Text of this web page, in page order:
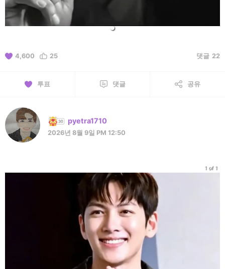
4,600 25 댓글 22
투표 댓글 공유
pyetra1710
2026년 8월 9일 PM 12:50
1 of 1